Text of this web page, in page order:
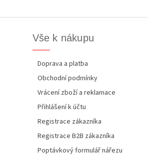
Vše k nákupu
Doprava a platba
Obchodní podmínky
Vrácení zboží a reklamace
Přihlášení k účtu
Registrace zákazníka
Registrace B2B zákazníka
Poptávkový formulář nářezu